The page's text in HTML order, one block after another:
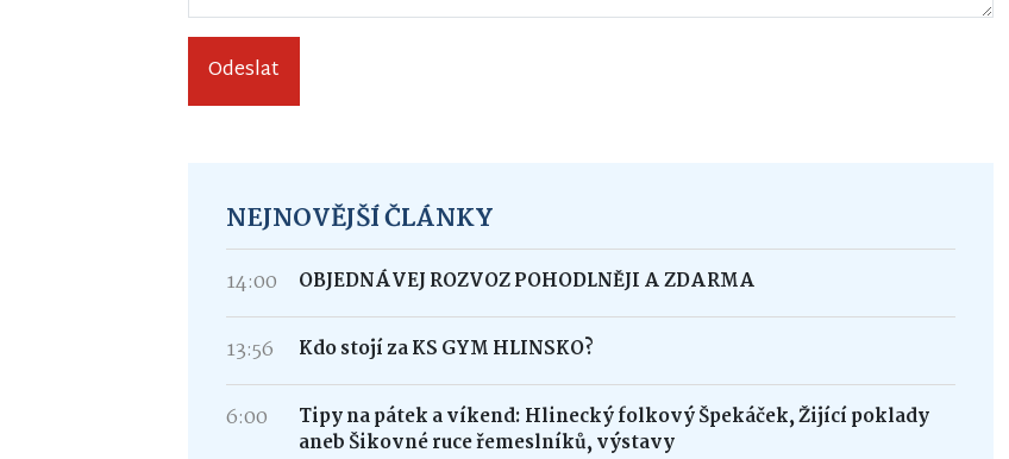
Odeslat
NEJNOVĚJŠÍ ČLÁNKY
14:00 OBJEDNÁVEJ ROZVOZ POHODLNĚJI A ZDARMA
13:56 Kdo stojí za KS GYM HLINSKO?
6:00
Tipy na pátek a víkend: Hlinecký folkový Špekáček, Žijící poklady
aneb Šikovné ruce řemeslníků, výstavy